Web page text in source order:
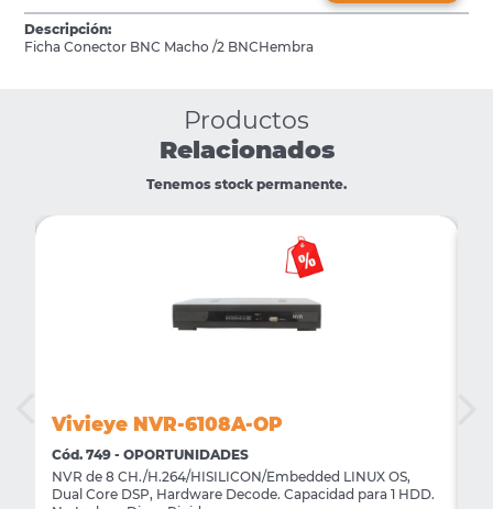
Descripción:
Ficha Conector BNC Macho /2 BNCHembra
Productos
Relacionados
Tenemos stock permanente.
Vivieye NVR-6108A-OP
Cód. 749 - OPORTUNIDADES
NVR de 8 CH./H.264/HISILICON/Embedded LINUX OS,
Dual Core DSP, Hardware Decode. Capacidad para 1 HDD.